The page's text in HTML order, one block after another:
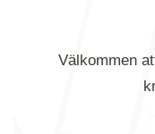
Välkommen